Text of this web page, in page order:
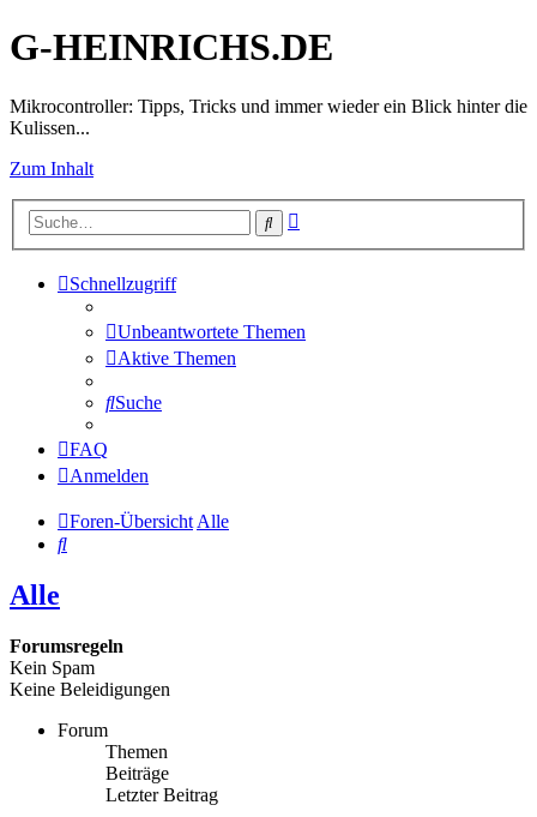
G-HEINRICHS.DE
Mikrocontroller: Tipps, Tricks und immer wieder ein Blick hinter die
Kulissen...
Zum Inhalt
Suche
Schnellzugriff
Unbeantwortete Themen
Aktive Themen
Suche
FAQ
Anmelden
Foren-ÜbersichtAlle
Suche
Alle
Forumsregeln
Kein Spam
Keine Beleidigungen
Forum
Themen
Beiträge
Letzter Beitrag